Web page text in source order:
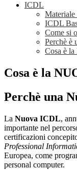
ICDL
Materiale
ICDL
Come si
Perchè è
Cosa è
Cosa è la
Perchè una
La Nuova ICDL,
importante nel
certificazioni
Professional
Europea, come
personal computer.